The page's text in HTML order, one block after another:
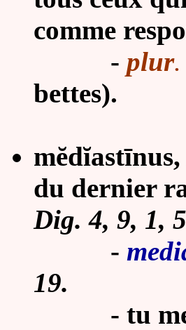
comme
- plur.
bettes).
du dernier
Dig. 4, 9, 1,
-
19.
- tu